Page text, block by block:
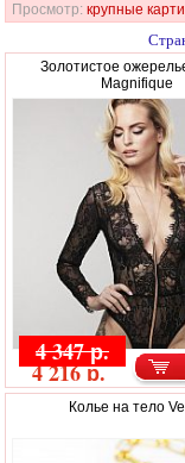
Просмотр: крупные
Золотистое
Magnifique
4 347 р.
4 216 р.
Колье на тело